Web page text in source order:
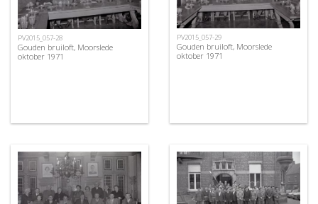
PV2015_057-28
Gouden bruiloft, Moorslede
oktober 1971
PV2015_057-29
Gouden bruiloft, Moorslede
oktober 1971